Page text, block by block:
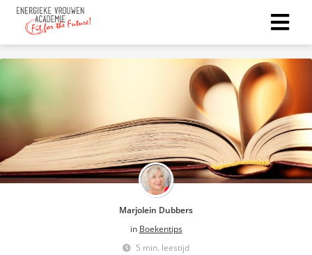
Marjolein Dubbers
in Boekentips
5 min. leestijd